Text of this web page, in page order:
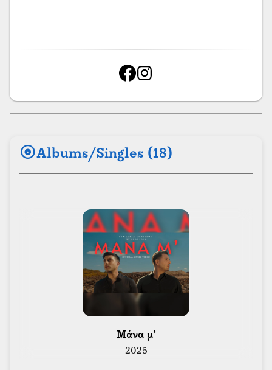
albumAlbums/Singles (18)
Μάνα μ’
2025